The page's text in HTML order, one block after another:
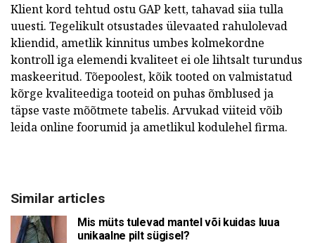
Klient kord tehtud ostu GAP kett, tahavad siia tulla
uuesti. Tegelikult otsustades ülevaated rahulolevad
kliendid, ametlik kinnitus umbes kolmekordne
kontroll iga elemendi kvaliteet ei ole lihtsalt turundus
maskeeritud. Tõepoolest, kõik tooted on valmistatud
kõrge kvaliteediga tooteid on puhas õmblused ja
täpse vaste mõõtmete tabelis. Arvukad viiteid võib
leida online foorumid ja ametlikul kodulehel firma.
Similar articles
Mis müts tulevad mantel või kuidas luua
unikaalne pilt sügisel?